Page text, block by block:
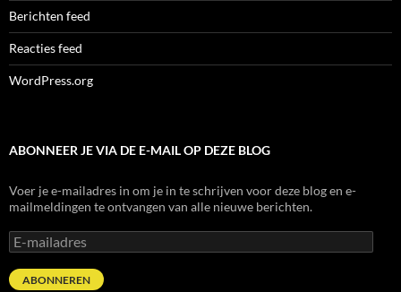
Berichten feed
Reacties feed
WordPress.org
ABONNEER JE VIA DE E-MAIL OP DEZE BLOG
Voer je e-mailadres in om je in te schrijven voor deze blog en e-
mailmeldingen te ontvangen van alle nieuwe berichten.
E-
mailadres
ABONNEREN